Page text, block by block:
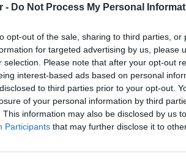
- Do Not Process My Personal
opt-out of the sale, sharing to third parties,
for targeted advertising by us, please
selection. Please note that after your opt-out
interest-based ads based on personal
to third parties prior to your opt-out.
of your personal information by third
This information may also be disclosed by us
Participants that may further disclose it to
της πόλης.
γίνει το Σάββατο (29/4). Τη
Δημήτρης, ο οποίος έγραψε ένα
Αναλυτικά:
παιδί πολύτεκνης οικογένειας,
Πιερίας. Δούλεψες πολύ…
μαγειρείο το έκανες σήμα
ΤΣΑΡΟΥΧΑΣ. Ασχολήθηκες με
30 οικοδομές. Έθεσες τον εαυτό